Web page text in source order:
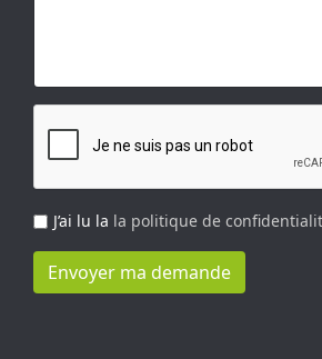
J’ai lu la la politique de
Envoyer ma demande